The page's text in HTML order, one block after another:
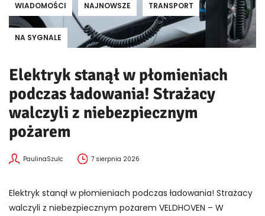
WIADOMOŚCI NAJNOWSZE TRANSPORT
NA SYGNALE
Elektryk stanął w płomieniach
podczas ładowania! Strażacy
walczyli z niebezpiecznym
pożarem
PaulinaSzulc 7 sierpnia 2026
Elektryk stanął w płomieniach podczas ładowania! Strażacy
walczyli z niebezpiecznym pożarem VELDHOVEN – W